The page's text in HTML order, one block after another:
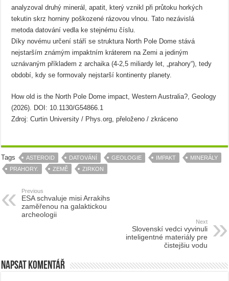
analyzoval druhý minerál, apatit, který vznikl při průtoku horkých
tekutin skrz horniny poškozené rázovou vlnou. Tato nezávislá
metoda datování vedla ke stejnému číslu.
Díky novému určení stáří se struktura North Pole Dome stává
nejstarším známým impaktním kráterem na Zemi a jediným
uznávaným příkladem z archaika (4-2,5 miliardy let, „prahory“), tedy
období, kdy se formovaly nejstarší kontinenty planety.
How old is the North Pole Dome impact, Western Australia?, Geology
(2026). DOI: 10.1130/G54866.1
Zdroj: Curtin University / Phys.org, přeloženo / zkráceno
Tags ASTEROID DATOVÁNÍ GEOLOGIE IMPAKT
MINERÁLY
PRAHORY.
ZEMĚ ZIRKON
Previous
ESA schvaluje misi Arrakihs
zaměřenou na galaktickou
archeologii
Next
Slovenskí vedci vyvinuli
inteligentné materiály pre
čistejšiu vodu
Napsat komentář